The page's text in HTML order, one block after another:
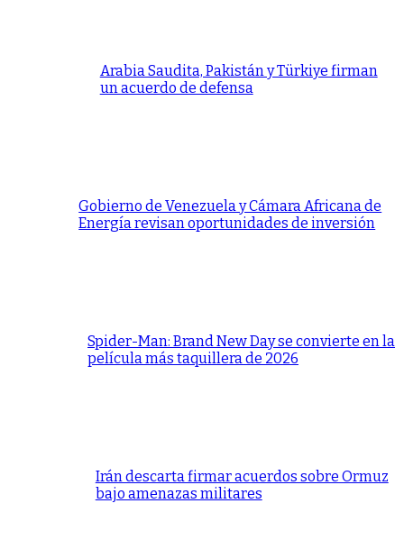
Arabia Saudita, Pakistán y Türkiye firman
un acuerdo de defensa
Gobierno de Venezuela y Cámara Africana de
Energía revisan oportunidades de inversión
Spider-Man: Brand New Day se convierte en la
película más taquillera de 2026
Irán descarta firmar acuerdos sobre Ormuz
bajo amenazas militares